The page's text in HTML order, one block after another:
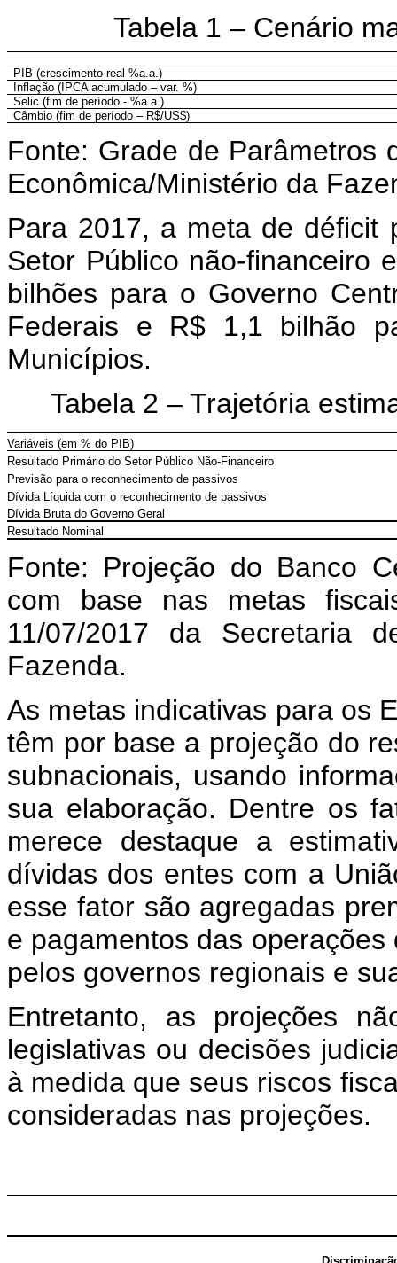
Tabela 1 – Cenário
PIB (crescimento real %a.a.)
Inflação (IPCA acumulado – var. %)
Selic (fim de período - %a.a.)
Câmbio (fim de período – R$/US$)
Fonte: Grade de Parâmetros
Econômica/Ministério da
Para 2017, a meta de déficit
Setor Público não-financeiro
bilhões para o Governo
Federais e R$ 1,1 bilhão
Municípios.
Tabela 2 – Trajetória
Variáveis (em % do PIB)
Resultado Primário do Setor Público Não-Financeiro
Previsão para o reconhecimento de passivos
Dívida Líquida com o reconhecimento de passivos
Dívida Bruta do Governo Geral
Resultado Nominal
Fonte: Projeção do Banco
com base nas metas
11/07/2017 da Secretaria
Fazenda.
As metas indicativas para os
têm por base a projeção do
subnacionais, usando
sua elaboração. Dentre os
merece destaque a
dívidas dos entes com a
esse fator são agregadas
e pagamentos das
pelos governos regionais e
Entretanto, as projeções
legislativas ou decisões
à medida que seus riscos
consideradas nas projeções.